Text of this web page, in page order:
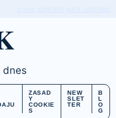
dnes
ZASAD
Y
COOKIE
S
NEW
SLET
TER
B
L
O
G